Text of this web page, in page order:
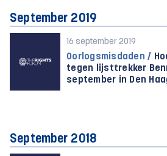
September 2019
16 september 2019
Oorlogsmisdaden /
tegen lijsttrekker
september in Den
September 2018